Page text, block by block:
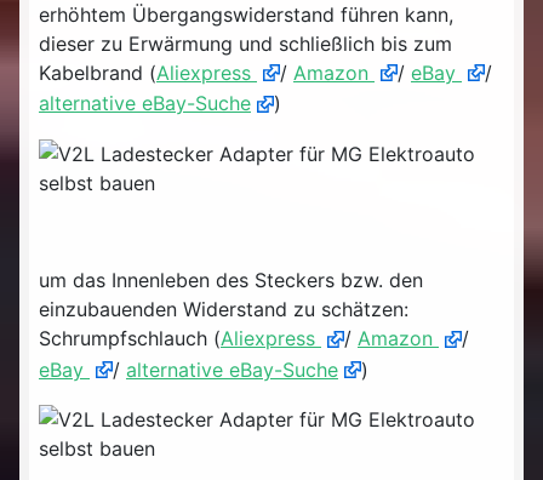
erhöhtem Übergangswiderstand führen kann,
dieser zu Erwärmung und schließlich bis zum
Kabelbrand (Aliexpress / Amazon / eBay
/
alternative eBay-Suche
)
um das Innenleben des Steckers bzw. den
einzubauenden Widerstand zu schätzen:
Schrumpfschlauch (Aliexpress / Amazon
/
eBay
/ alternative eBay-Suche )